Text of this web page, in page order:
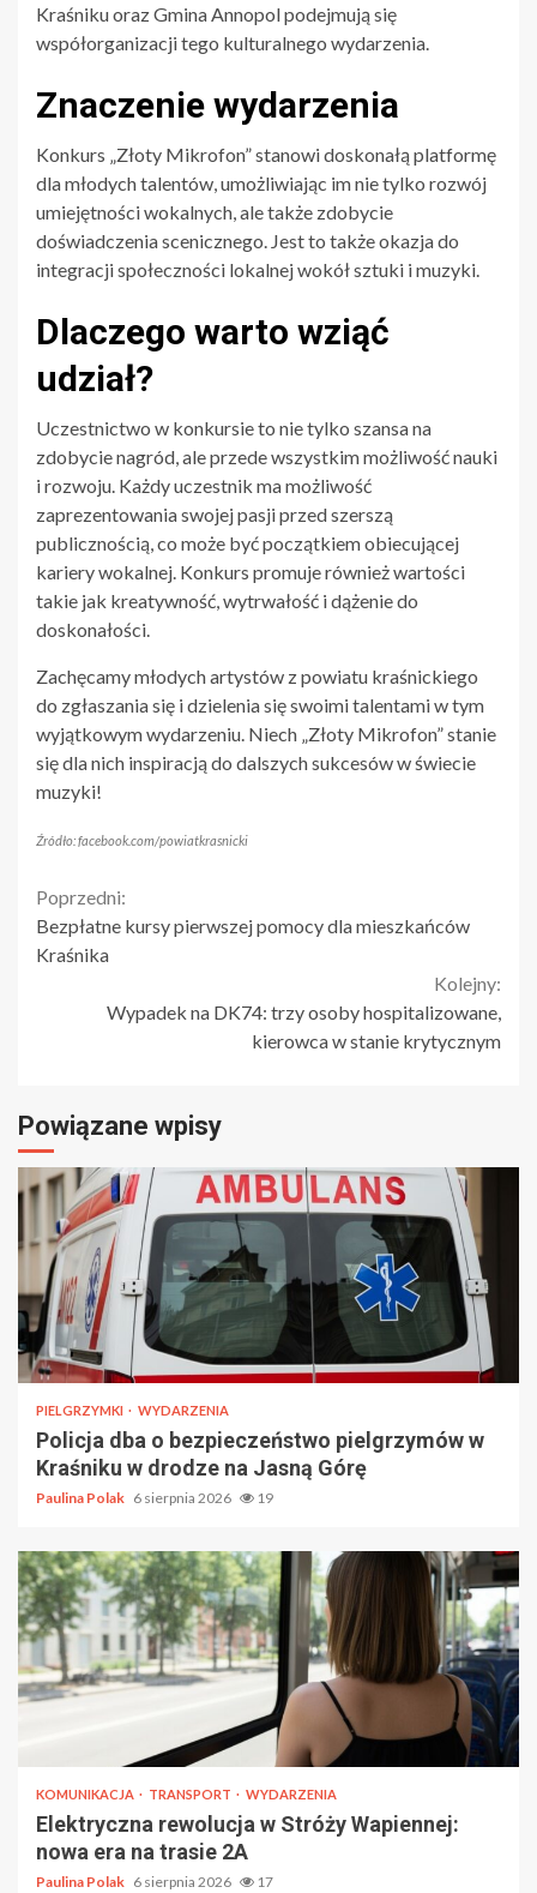
Kraśniku oraz Gmina Annopol podejmują się
współorganizacji tego kulturalnego wydarzenia.
Znaczenie wydarzenia
Konkurs „Złoty Mikrofon” stanowi doskonałą platformę
dla młodych talentów, umożliwiając im nie tylko rozwój
umiejętności wokalnych, ale także zdobycie
doświadczenia scenicznego. Jest to także okazja do
integracji społeczności lokalnej wokół sztuki i muzyki.
Dlaczego warto wziąć
udział?
Uczestnictwo w konkursie to nie tylko szansa na
zdobycie nagród, ale przede wszystkim możliwość nauki
i rozwoju. Każdy uczestnik ma możliwość
zaprezentowania swojej pasji przed szerszą
publicznością, co może być początkiem obiecującej
kariery wokalnej. Konkurs promuje również wartości
takie jak kreatywność, wytrwałość i dążenie do
doskonałości.
Zachęcamy młodych artystów z powiatu kraśnickiego
do zgłaszania się i dzielenia się swoimi talentami w tym
wyjątkowym wydarzeniu. Niech „Złoty Mikrofon” stanie
się dla nich inspiracją do dalszych sukcesów w świecie
muzyki!
Źródło: facebook.com/powiatkrasnicki
Continue
Reading
Poprzedni:
Bezpłatne kursy pierwszej pomocy dla mieszkańców
Kraśnika
Kolejny:
Wypadek na DK74: trzy osoby hospitalizowane,
kierowca w stanie krytycznym
Powiązane wpisy
PIELGRZYMKI WYDARZENIA
Policja dba o bezpieczeństwo pielgrzymów w
Kraśniku w drodze na Jasną Górę
Paulina Polak 6 sierpnia 2026 19
KOMUNIKACJA TRANSPORT WYDARZENIA
Elektryczna rewolucja w Stróży Wapiennej:
nowa era na trasie 2A
Paulina Polak 6 sierpnia 2026 17